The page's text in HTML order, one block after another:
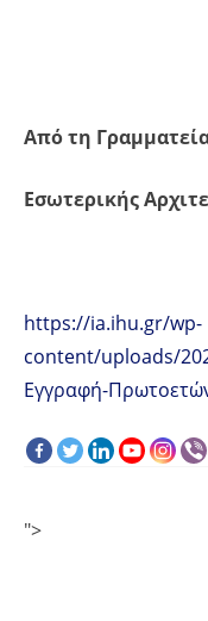
Από τη
Εσωτερικής
https://ia.ihu.gr/wp-
content/uploads/
Εγγραφή-
">